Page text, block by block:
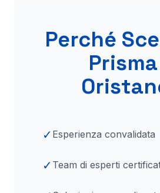
Perché
Prisma
✓ Esperienza convalidata
✓ Team di esperti